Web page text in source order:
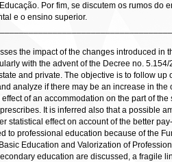
Por fim, se discutem os rumos do
e o ensino superior.
the impact of the changes introduced in
with the advent of the Decree no.
and private. The objective is to follow up
analyze if there may be an increase in
of an accommodation on the part of
It is inferred also that a possible
statistical effect on account of the better
to professional education because of the
Education and Valorization of
education are discussed, a fragile